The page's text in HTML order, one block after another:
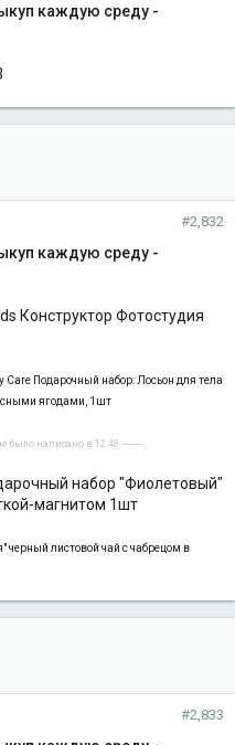
каждую среду -
#2,832
каждую среду -
Конструктор Фотостудия
Care Подарочный набор: Лосьон для тела
ягодами, 1шт
было написано в 12:48 ----------
набор "Фиолетовый"
магнитом 1шт
черный листовой чай с чабрецом в
#2,833